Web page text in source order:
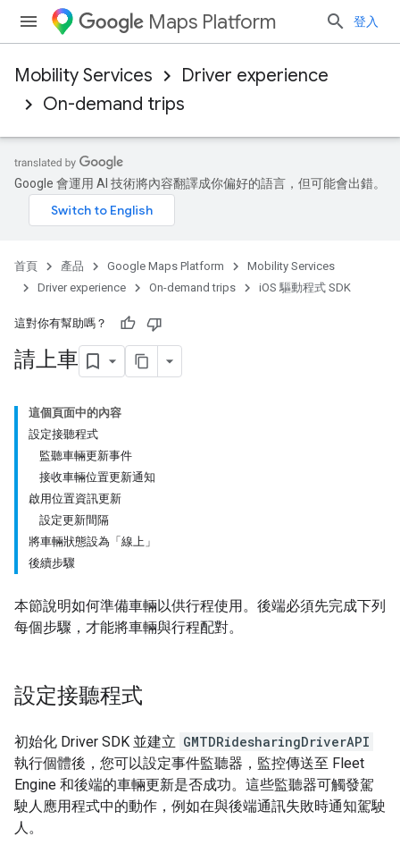
Maps Platform 登入
Mobility Services
Driver experience
On-demand trips
Google 會運用 AI 技術將內容翻譯成你偏好的語言，但可能會出錯。
首頁 產品 Google Maps Platform
Mobility Services
Driver experience
On-demand trips iOS 驅動程式 SDK
這對你有幫助嗎？
請上車
這個頁面中的內容
設定接聽程式
監聽車輛更新事件
接收車輛位置更新通知
啟用位置資訊更新
設定更新間隔
將車輛狀態設為「線上」
後續步驟
本節說明如何準備車輛以供行程使用。後端必須先完成下列
每個步驟，才能將車輛與行程配對。
設定接聽程式
初始化 Driver SDK 並建立 GMTDRidesharingDriverAPI
執行個體後，您可以設定事件監聽器，監控傳送至 Fleet
Engine 和後端的車輛更新是否成功。這些監聽器可觸發駕
駛人應用程式中的動作，例如在與後端通訊失敗時通知駕駛
人。